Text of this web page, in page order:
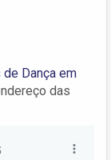
de Dança em
das